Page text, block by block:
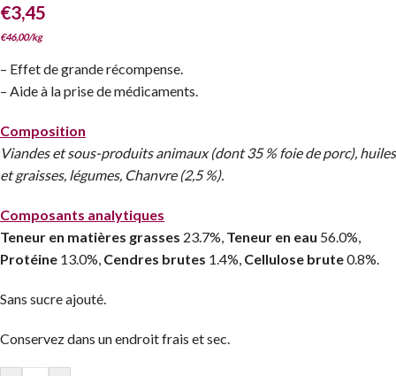
€3,45
€46,00/kg
– Effet de grande récompense.
– Aide à la prise de médicaments.
Composition
Viandes et sous-produits animaux (dont 35 % foie de porc), huiles
et graisses, légumes, Chanvre (2,5 %).
Composants analytiques
Teneur en matières grasses 23.7%, Teneur en eau 56.0%,
Protéine 13.0%, Cendres brutes 1.4%, Cellulose brute0.8%.
Sans sucre ajouté.
Conservez dans un endroit frais et sec.